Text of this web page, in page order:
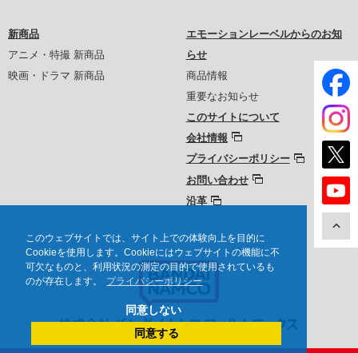
このウェブサイトでは、サイト上での体験向上を目的に
Cookieを使用します。Cookieにはウェブサイトの機能に不
可欠なものと、利用状況の測定の目的で使用されているも
のが存在します。
プライバシーポリシー
同意しない
同意する
新商品
アニメ・特撮 新商品
映画・ドラマ 新商品
エモーションレーベルからのお知
らせ
商品情報
重要なお知らせ
このサイトについて
会社情報
プライバシーポリシー
お問い合わせ
沿革